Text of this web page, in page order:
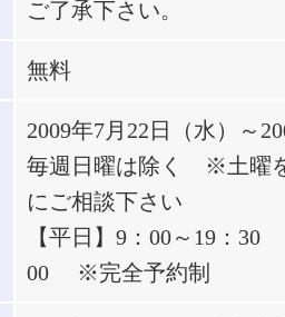
ご了承下さい。
無料
2009年7月22日（水）～
毎週日曜は除く ※土曜
にご相談下さい
【平日】9：00～19：
00 ※完全予約制